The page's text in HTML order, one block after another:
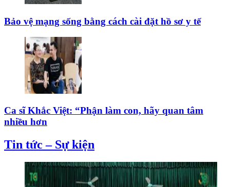
Bảo vệ mạng sống bằng cách cài đặt hồ sơ y tế
Ca sĩ Khắc Việt: “Phận làm con, hãy quan tâm
nhiều hơn
Tin tức – Sự kiện